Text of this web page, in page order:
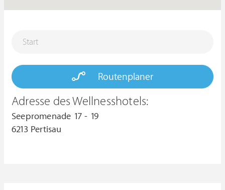
Routenplaner
Adresse des Wellnesshotels:
Seepromenade 17 - 19
6213 Pertisau